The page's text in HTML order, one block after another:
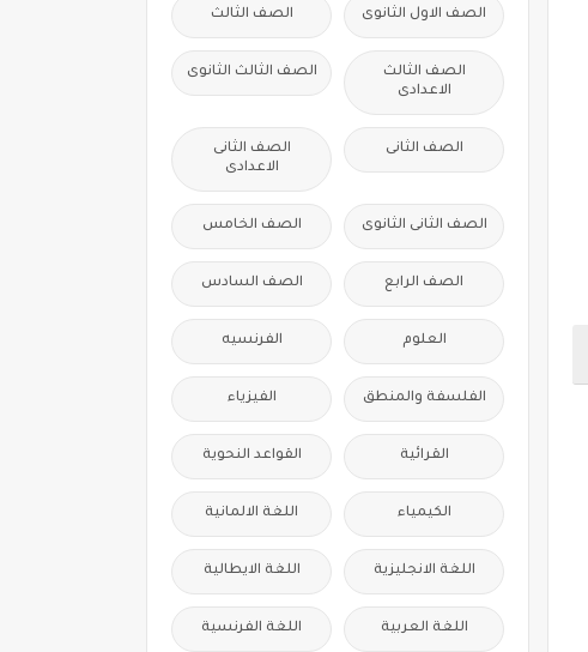
الصف الاول الثانوى الصف الثالث
الصف الثالث
الاعدادى
الصف الثالث الثانوى
الصف الثانى
الصف الثانى
الاعدادى
الصف الثانى الثانوى الصف الخامس
الصف الرابع الصف السادس
العلوم الفرنسيه
الفلسفة والمنطق الفيزياء
القرائية القواعد النحوية
الكيمياء اللغة الالمانية
اللغة الانجليزية اللغة الايطالية
اللغة العربية اللغة الفرنسية